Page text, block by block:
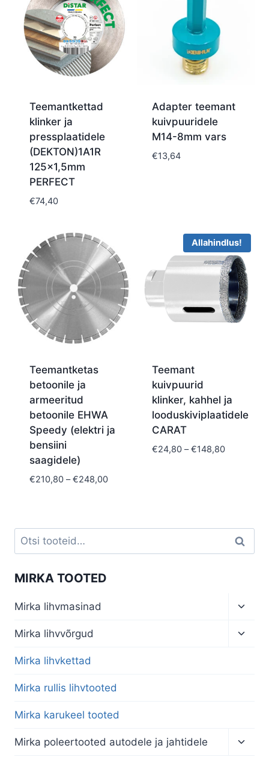
Teemantkettad
klinker ja
pressplaatidele
(DEKTON)1A1R
125×1,5mm
PERFECT
€74,40
Adapter teemant
kuivpuuridele
M14-8mm vars
€13,64
Teemantketas
betoonile ja
armeeritud
betoonile EHWA
Speedy (elektri ja
bensiini
saagidele)
€210,80 – €248,00Price
Allahindlus!
Teemant
kuivpuurid
klinker, kahhel ja
looduskiviplaatidele
CARAT
€24,80 – €148,80Price
Otsi: Otsi
MIRKA TOOTED
Mirka lihvmasinad
menu
Mirka lihvvõrgud
Mirka lihvkettad
Mirka rullis lihvtooted
Mirka karukeel tooted
Mirka poleertooted autodele ja jahtidele